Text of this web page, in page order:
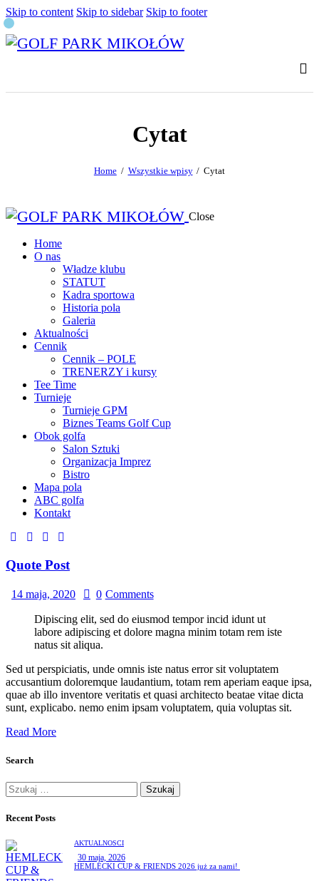
Skip to content Skip to sidebar Skip to footer
Cytat
Home Wszystkie wpisy Cytat
Close
Home
O nas
Władze klubu
STATUT
Kadra sportowa
Historia pola
Galeria
Aktualności
Cennik
Cennik – POLE
TRENERZY i kursy
Tee Time
Turnieje
Turnieje GPM
Biznes Teams Golf Cup
Obok golfa
Salon Sztuki
Organizacja Imprez
Bistro
Mapa pola
ABC golfa
Kontakt
Quote Post
14 maja, 2020 0 Comments
Dipiscing elit, sed do eiusmod tempor incid idunt ut
labore adipiscing et dolore magna minim totam rem iste
natus sit aliqua.
Sed ut perspiciatis, unde omnis iste natus error sit voluptatem
accusantium doloremque laudantium, totam rem aperiam eaque ipsa,
quae ab illo inventore veritatis et quasi architecto beatae vitae dicta
sunt, explicabo. nemo enim ipsam voluptatem, quia voluptas sit.
Read More
Search
Recent Posts
AKTUALNOŚCI
30 maja, 2026
HEMLECKI CUP & FRIENDS 2026 już za nami!